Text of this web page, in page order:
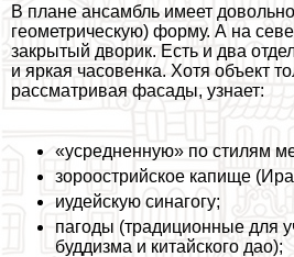
В плане ансамбль имеет
геометрическую) форму. А на
закрытый дворик. Есть и два
и яркая часовенка. Хотя объект
рассматривая фасады, узнает:
«усредненную» по стилям
зороострийское капище
иудейскую синагогу;
пагоды (традиционные для
буддизма и китайского дао);